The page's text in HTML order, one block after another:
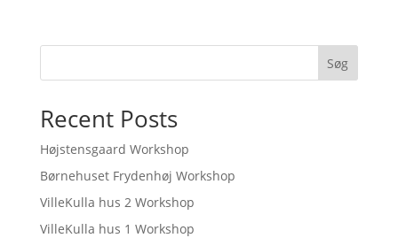
Søg
Recent Posts
Højstensgaard Workshop
Børnehuset Frydenhøj Workshop
VilleKulla hus 2 Workshop
VilleKulla hus 1 Workshop